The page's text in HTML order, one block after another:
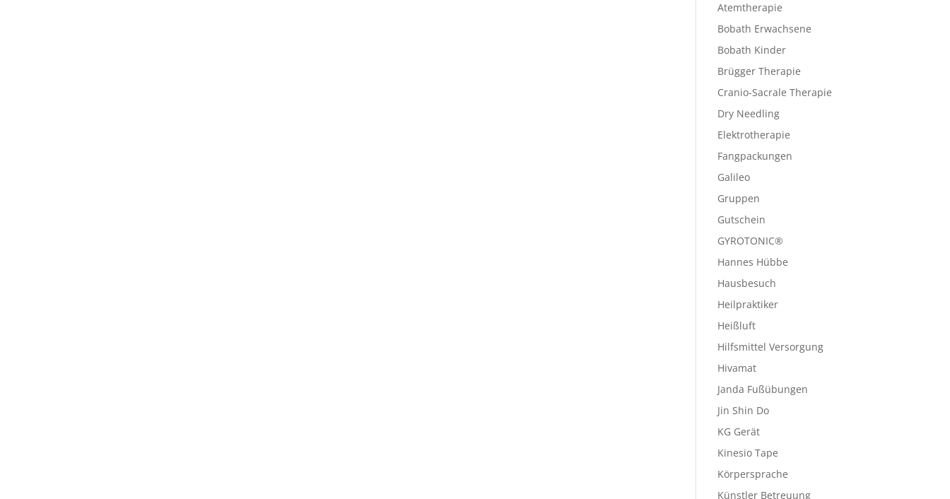
Atemtherapie
Bobath Erwachsene
Bobath Kinder
Brügger Therapie
Cranio-Sacrale Therapie
Dry Needling
Elektrotherapie
Fangpackungen
Galileo
Gruppen
Gutschein
GYROTONIC®
Hannes Hübbe
Hausbesuch
Heilpraktiker
Heißluft
Hilfsmittel Versorgung
Hivamat
Janda Fußübungen
Jin Shin Do
KG Gerät
Kinesio Tape
Körpersprache
Künstler Betreuung